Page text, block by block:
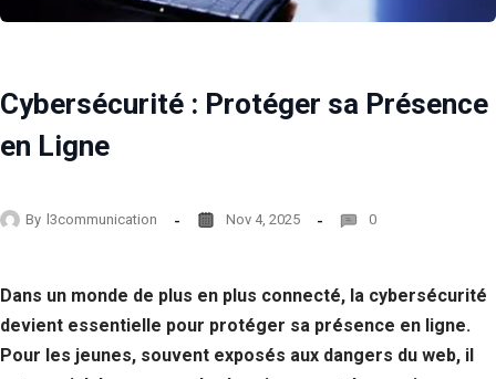
Cybersécurité : Protéger sa Présence
en Ligne
By l3communication Nov 4, 2025 0
Dans un monde de plus en plus connecté, la cybersécurité
devient essentielle pour protéger sa présence en ligne.
Pour les jeunes, souvent exposés aux dangers du web, il